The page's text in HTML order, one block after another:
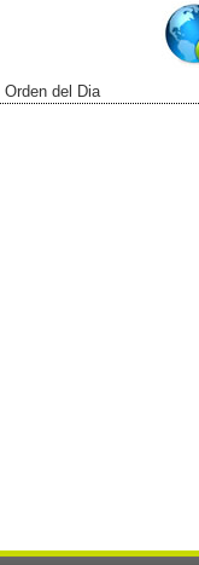
Orden del Dia